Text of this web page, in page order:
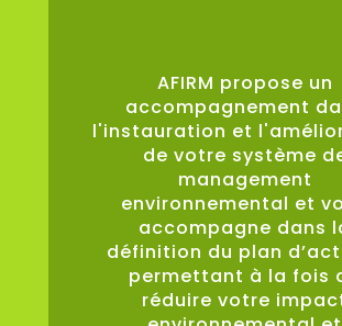
AFIRM propose un
accompagnement
l'instauration et
de votre système
management
environnemental et
accompagne dans
définition du plan
permettant à la fois
réduire votre